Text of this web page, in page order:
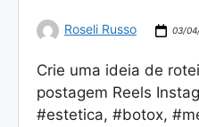
Roseli Russo 03/
Crie uma ideia de
postagem Reels
#estetica, #botox,